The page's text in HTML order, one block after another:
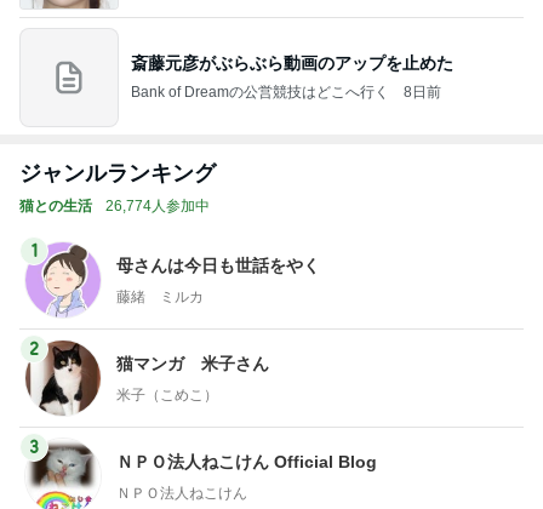
斎藤元彦がぶらぶら動画のアップを止めた
Bank of Dreamの公営競技はどこへ行く 8日前
ジャンルランキング
猫との生活 26,774人参加中
1
母さんは今日も世話をやく
藤緒 ミルカ
2
猫マンガ 米子さん
米子（こめこ）
3
ＮＰＯ法人ねこけん Official Blog
ＮＰＯ法人ねこけん